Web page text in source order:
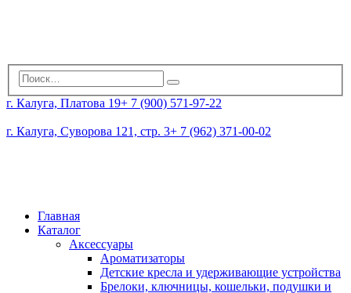
г. Калуга, Платова 19+ 7 (900) 571-97-22
г. Калуга, Суворова 121, стр. 3+ 7 (962) 371-00-02
Главная
Каталог
Аксессуары
Ароматизаторы
Детские кресла и удерживающие устройства
Брелоки, ключницы, кошельки, подушки и